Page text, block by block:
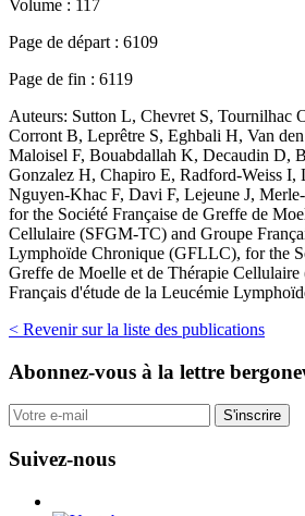
Volume : 117
Page de départ : 6109
Page de fin : 6119
Auteurs: Sutton L, Chevret S, Tournilhac
Corront B, Leprêtre S, Eghbali H, Van
Maloisel F, Bouabdallah K, Decaudin D,
Gonzalez H, Chapiro E, Radford-Weiss
Nguyen-Khac F, Davi F, Lejeune J,
for the Société Française de Greffe de
Cellulaire (SFGM-TC) and Groupe
Lymphoïde Chronique (GFLLC), for the
Greffe de Moelle et de Thérapie
Français d'étude de la Leucémie
< Revenir sur la liste des publications
Abonnez-vous à la lettre
S'inscrire
Suivez-nous